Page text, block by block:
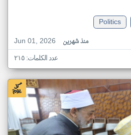
Politics
Jun 01, 2026
منذ شهرين
عدد الكلمات: ٢١٥